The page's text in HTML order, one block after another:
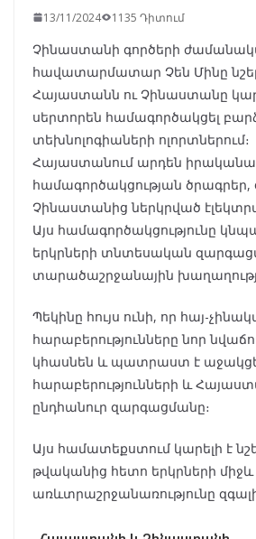
13/11/2024 1135 Դիտում
Չինաստանի գործերի
հավատարմատար Չեն Մինը նշել
Հայաստանն ու Չինաստանը
սերտորեն համագործակցել
տեխնոլոգիաների ոլորտներում։
Հայաստանում արդեն
համագործակցության ծրագրեր,
Չինաստանից ներկրված
Այս համագործակցությունը
երկրների տնտեսական
տարածաշրջանային
Պեկինը հույս ունի, որ հայ-
հարաբերությունները նոր
կհասնեն և պատրաստ է
հարաբերությունների և
ընդհանուր զարգացմանը։
Այս համատեքստում կարելի է
թվականից հետո երկրների միջև
առևտրաշրջանառությունը